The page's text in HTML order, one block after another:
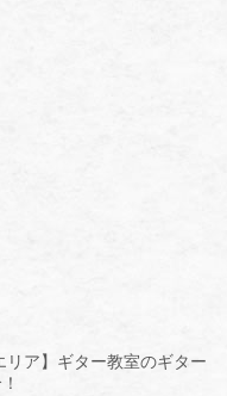
リア】ギター教室のギター